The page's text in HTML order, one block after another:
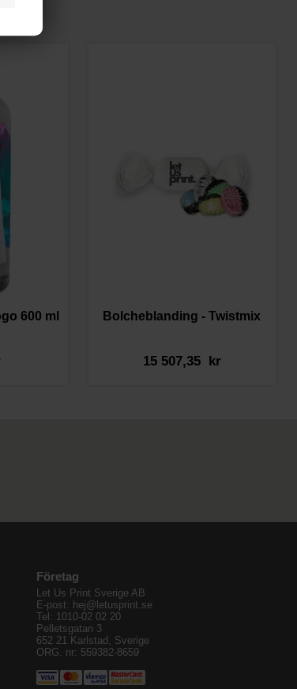
600 ml Bolcheblanding - Twistmix
15 507,35 kr
Företag
Let Us Print Sverige AB
E-post: hej@letusprint.se
Tel: 1010-02 02 20
Pelletsgatan 3
652 21 Karlstad, Sverige
ORG. nr: 559382-8659